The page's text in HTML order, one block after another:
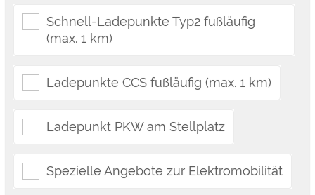
Schnell-Ladepunkte Typ2 fußläufig
(max. 1 km)
Ladepunkte CCS fußläufig (max. 1 km)
Ladepunkt PKW am Stellplatz
Spezielle Angebote zur Elektromobilität